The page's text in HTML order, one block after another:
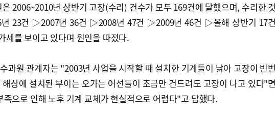
2006~2010년 상반기 고장(수리) 건수가 모두 169건에 달했으며, 수리한 것
23건 ▷2007년 36건 ▷2008년 47건 ▷2009년 46건 ▷올해 상반기 17건
세를 보이고 있다며 원인을 따졌다.
과원 관계자는 "2003년 사업을 시작할 때 설치한 기계들이 낡아 고장이 빈번
상에 설치된 부이는 오가는 어선들이 조금만 건드려도 고장이 나고 있다"면
족으로 인해 노후 기계 교체가 현실적으로 어렵다"고 답했다.